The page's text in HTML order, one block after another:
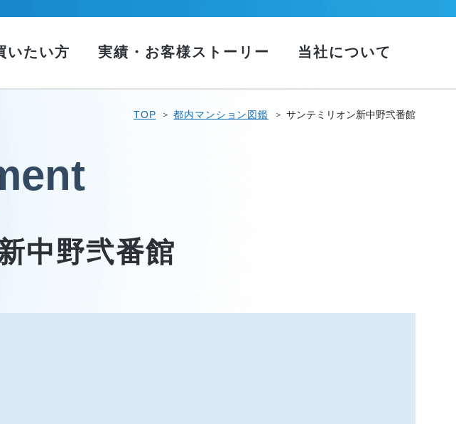
いたい方 実績・お客様ストーリー 当社について
TOP 都内マンション図鑑 サンテミリオン新中野弐番館
中野弐番館